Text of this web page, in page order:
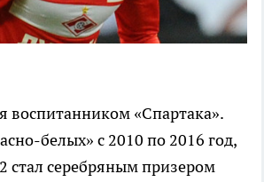
воспитанником «Спартака».
белых» с 2010 по 2016 год,
стал серебряным призером